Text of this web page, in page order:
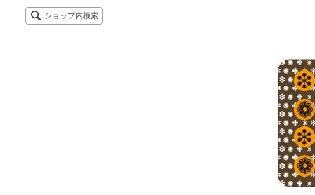
ショップ内検索